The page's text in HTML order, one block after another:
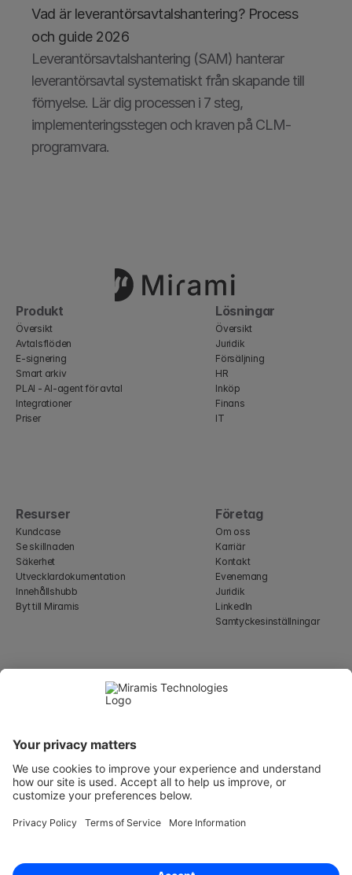
Vad är leverantörsavtalshantering? Process
och guide 2026
Leverantörsavtalshantering (SAM) hanterar
leverantörsavtal systematiskt från skapande till
förnyelse. Lär dig processen i 7 steg,
implementeringsstegen och kraven på CLM-
programvara.
Produkt
Översikt
Avtalsflöden
E-signering
Smart arkiv
PLAI - AI-agent för avtal
Integrationer
Priser
Lösningar
Översikt
Juridik
Försäljning
HR
Inköp
Finans
IT
Resurser
Kundcase
Se skillnaden
Säkerhet
Utvecklardokumentation
Innehållshubb
Byt till Miramis
Företag
Om oss
Karriär
Kontakt
Evenemang
Juridik
LinkedIn
Samtyckesinställningar
WeWork, 17 St Helen's Pl
London, England EC3A 6DG
Stockholm
© 2026 Miramis Technologies